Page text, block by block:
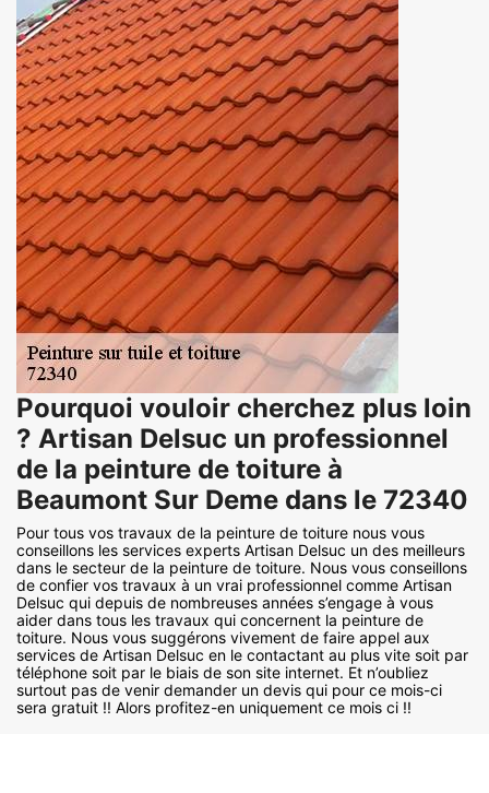
Pourquoi vouloir cherchez plus loin
? Artisan Delsuc un professionnel
de la peinture de toiture à
Beaumont Sur Deme dans le 72340
Pour tous vos travaux de la peinture de toiture nous vous
conseillons les services experts Artisan Delsuc un des meilleurs
dans le secteur de la peinture de toiture. Nous vous conseillons
de confier vos travaux à un vrai professionnel comme Artisan
Delsuc qui depuis de nombreuses années s’engage à vous
aider dans tous les travaux qui concernent la peinture de
toiture. Nous vous suggérons vivement de faire appel aux
services de Artisan Delsuc en le contactant au plus vite soit par
téléphone soit par le biais de son site internet. Et n’oubliez
surtout pas de venir demander un devis qui pour ce mois-ci
sera gratuit !! Alors profitez-en uniquement ce mois ci !!